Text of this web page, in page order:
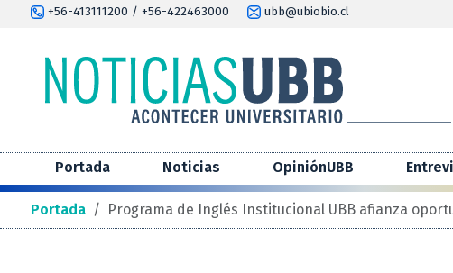
+56-413111200 / +56-422463000 ubb@ubiobio.cl
Portada Noticias OpiniónUBB
Portada / Programa de Inglés Institucional UBB afianza